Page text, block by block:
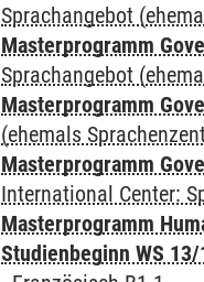
Sprachangebot
Masterprogramm
Sprachangebot
Masterprogramm
(ehemals
Masterprogramm
International Center:
Masterprogramm
Studienbeginn WS 13/